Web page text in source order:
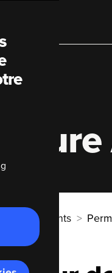
Nos clients